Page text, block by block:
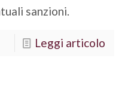
sanzioni.
Leggi articolo